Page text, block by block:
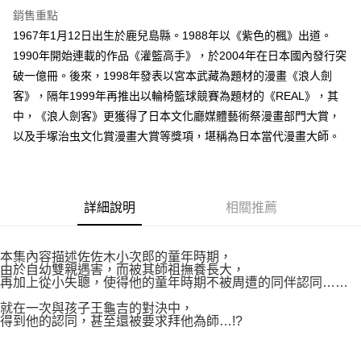
ATM／網路銀行／等多元方式進行付款，方視為交易完成。
※ 請注意：結帳手續完成當下不需立刻繳費，但若您需要取消訂單，請聯絡
購買商品的店家。未經商家同意取消之訂單仍視為有效，需透過AFTEE先享
後付繳納相關費用。
※ 交易是否成功請以「AFTEE先享後付 」之結帳頁面顯示為準，若有關於
是否繳費成功／繳費後需取消欲退款等相關疑問，請聯繫「AFTEE先享後付
【注意事項】
https://aftee.tw/terms/#terms3
３．未成年的使用者請事先徵得法定代理人或監護人之同意方可使用
任。
４．使用「AFTEE先享後付」時，將依據個別帳號之用戶狀況，依本公司即
時審查核予不同之上限額度；若仍有額度不足之情形，本公司將視審查結果
５．嚴禁一人註冊多個帳號或使用他人資訊註冊。若發現惡意使用之情形，
恩沛科技股份有限公司將有權停止該用戶之使用額度並採取法律行動。
每筆NT$80，滿NT$500(含以上)免運費
付款後萊爾富取貨
每筆NT$80，滿NT$500(含以上)免運費
7-11取貨付款
每筆NT$80，滿NT$500(含以上)免運費
每筆NT$100，滿NT$800(含以上)免運費
國家/地區配送 查看運費
銷售重點
1967年1月12日出生於鹿兒島縣。1988年以《紫色的楓》出道。
1990年開始連載的作品《灌籃高手》，於2004年在日本國內發行突
破一億冊。後來，1998年發表以宮本武藏為題材的漫畫《浪人劍
客》，隔年1999年再推出以輪椅籃球競賽為題材的《REAL》，其
中，《浪人劍客》更獲得了日本文化廳媒體藝術祭漫畫部門大賞，
以及手塚治虫文化賞漫畫大賞等獎項，堪稱為日本當代漫畫大師。
詳細說明 相關推薦
本集內容描述佐佐木小次郎的童年時期，
由於自幼雙親遇害，而被其師祖撫養長大，
再加上從小失聰，使得他的童年時期不被周遭的同伴認同……
就在一次與孩子王龜吉的對決中，
得到他的認同，甚至還被要求拜他為師…!?